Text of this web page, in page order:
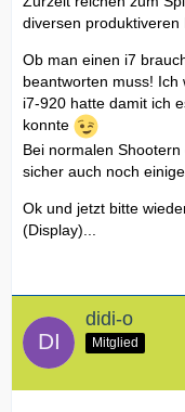
diversen produktiveren
Ob man einen i7
beantworten muss! Ich
i7-920 hatte damit ich
konnte
Bei normalen
sicher auch noch
Ok und jetzt bitte
(Display)...
didi-o
Mitglied